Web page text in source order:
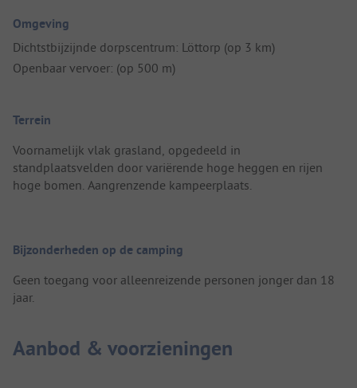
Omgeving
Dichtstbijzijnde dorpscentrum: Löttorp (op 3 km)
Openbaar vervoer: (op 500 m)
Terrein
Voornamelijk vlak grasland, opgedeeld in
standplaatsvelden door variërende hoge heggen en rijen
hoge bomen. Aangrenzende kampeerplaats.
Bijzonderheden op de camping
Geen toegang voor alleenreizende personen jonger dan 18
jaar.
Aanbod & voorzieningen